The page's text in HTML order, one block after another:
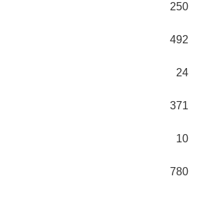
250
492
24
371
10
780